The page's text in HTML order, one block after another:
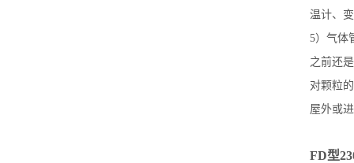
温计、
5）气体
之前还
对颗粒
屋外或
FD型